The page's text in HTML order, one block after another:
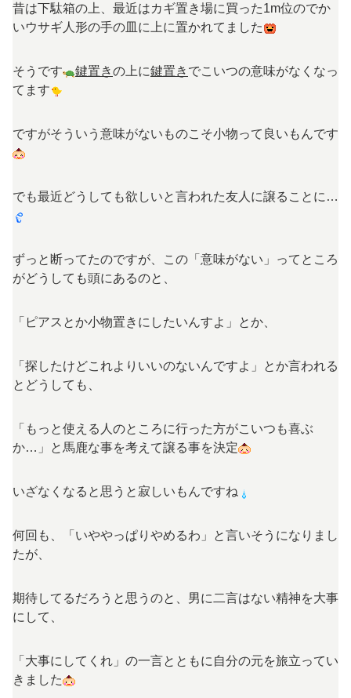
昔は下駄箱の上、最近はカギ置き場に買った1m位のでか
いウサギ人形の手の皿に上に置かれてました
そうです 鍵置きの上に鍵置き でこいつの意味がなくなっ
てます
ですがそういう意味がないものこそ小物って良いもんです
でも最近どうしても欲しいと言われた友人に譲ることに…
ずっと断ってたのですが、この「意味がない」ってところ
がどうしても頭にあるのと、
「ピアスとか小物置きにしたいんすよ」とか、
「探したけどこれよりいいのないんですよ」とか言われる
とどうしても、
「もっと使える人のところに行った方がこいつも喜ぶ
か…」と馬鹿な事を考えて譲る事を決定
いざなくなると思うと寂しいもんですね
何回も、「いややっぱりやめるわ」と言いそうになりまし
たが、
期待してるだろうと思うのと、男に二言はない精神を大事
にして、
「大事にしてくれ」の一言とともに自分の元を旅立ってい
きました